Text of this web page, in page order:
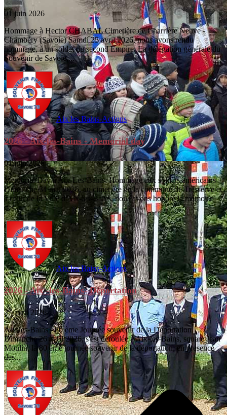
01 juin 2026
Hommage à Hector CHABAL Cimetière de Charrière Neuve -
Chambéry (Savoie) Samdi 25 avril 2026, nous avons rendu
hommage, à un soldat du second Empire. La délégation générale du
Souvenir de Savoie,...
Aix les Bains-Actions
2026 - Aix-les-Bains - Memorial day
01 juin 2026
Memorial Day à Aix-Les-Bains: Hommage aux soldats américains
Dimanche 31 mai 2026, au cimetière de la commune de Tresserve et
à celui de la Ville d'Aix-les-Bains, nous avons honoré la mémoire
des...
Aix les Bains-Actions
2026 - Aix -les-Bains- Déportation
27 avril 2026
Aix-les-Bains - 80 ème Journée souvenir de la Déportation
Dimanche 26 avril 2026, s'est déroulée à Aix-les-Bains, square Jean
Moulin, la 80 ème journée souvenir de la déportation, en présence
des...